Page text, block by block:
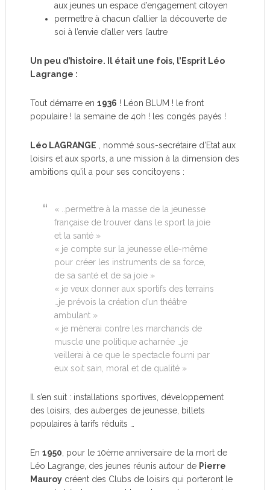
aux jeunes un espace d’engagement citoyen
permettre à chacun d’allier la découverte de
soi à l’envie d’aller vers l’autre
Un peu d’histoire. Il était une fois, l’Esprit Léo
Lagrange :
Tout démarre en 1936 ! Léon BLUM ! le front
populaire ! la semaine de 40h ! les congés payés !
Léo LAGRANGE , nommé sous-secrétaire d’Etat aux
loisirs et aux sports, a une mission à la dimension des
ambitions qu’il a pour ses concitoyens :
« ..permettre à la masse de la jeunesse
française de trouver dans le sport la joie
et la santé »
« je compte sur la jeunesse elle-même
pour créer les instruments de sa force,
de sa santé et de sa joie »
« je veux donner aux sportifs des terrains
…je prévois la création d’un théâtre
ambulant »
« je mènerai contre les marchands de
muscle une politique acharnée …je
veillerai à ce que le spectacle fourni par
eux soit sain, moral et de qualité »
Il s’en suit : installations sportives, développement
des loisirs, des auberges de jeunesse, billets
populaires à tarifs réduits …
En 1950 , pour le 10ème anniversaire de la mort de
Léo Lagrange, des jeunes réunis autour de Pierre
Mauroycréent des Clubs de loisirs qui porteront le